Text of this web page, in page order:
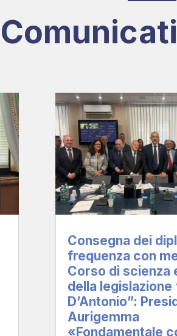
Consegna dei
frequenza con
Corso di scienza
della legislazione
D’Antonio”:
Aurigemma
«Fondamentale